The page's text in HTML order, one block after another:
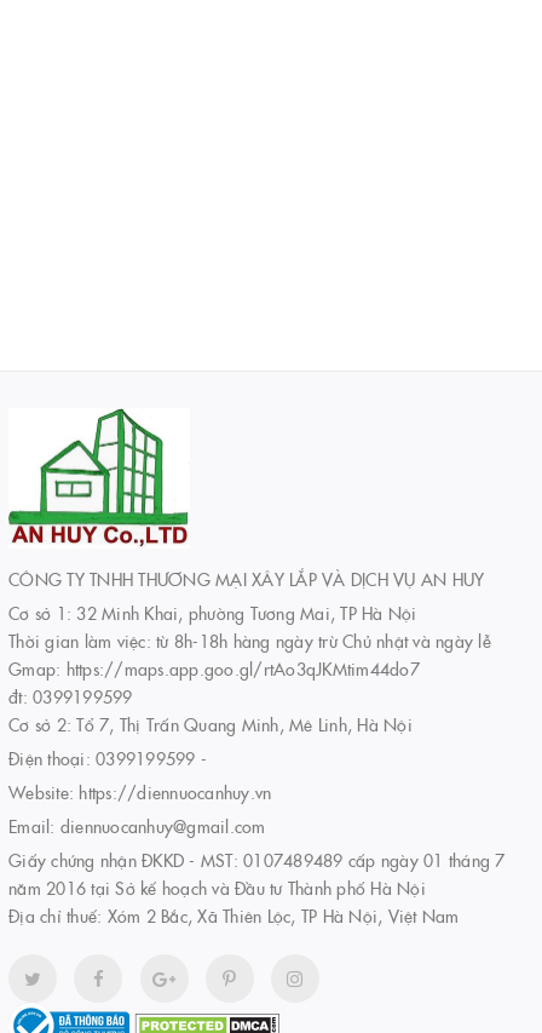
CÔNG TY TNHH THƯƠNG MẠI XÂY LẮP VÀ DỊCH VỤ AN HUY
Cơ sở 1: 32 Minh Khai, phường Tương Mai, TP Hà Nội
Thời gian làm việc: từ 8h-18h hàng ngày trừ Chủ nhật và ngày lễ
Gmap: https://maps.app.goo.gl/rtAo3qJKMtim44do7
đt: 0399199599
Cơ sở 2: Tổ 7, Thị Trấn Quang Minh, Mê Linh, Hà Nội
Điện thoại: 0399199599 -
Website: https://diennuocanhuy.vn
Email: diennuocanhuy@gmail.com
Giấy chứng nhận ĐKKD - MST: 0107489489 cấp ngày 01 tháng 7
năm 2016 tại Sở kế hoạch và Đầu tư Thành phố Hà Nội
Địa chỉ thuế: Xóm 2 Bắc, Xã Thiên Lộc, TP Hà Nội, Việt Nam